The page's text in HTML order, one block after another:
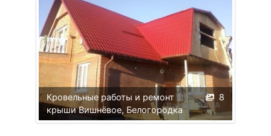
8
Кровельные работы и ремонт
крыши Вишнёвое, Белогородка